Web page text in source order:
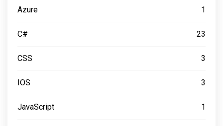
Azure 1
C# 23
CSS 3
IOS 3
JavaScript 1